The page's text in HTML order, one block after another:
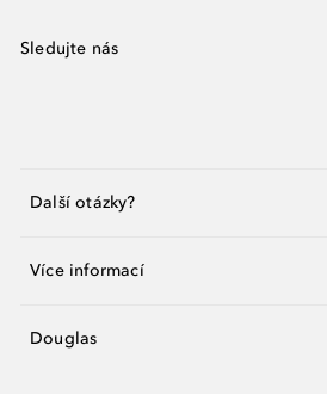
Sledujte nás
Další otázky?
Více informací
Douglas